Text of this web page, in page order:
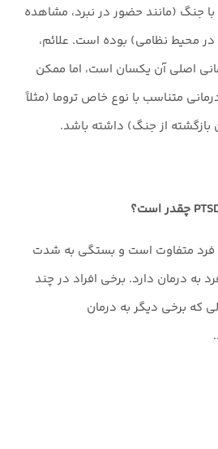
با جنگ (مانند حضور در نبرد، مشاهده
محیط نظامی) بوده است. علائم،
اصلی آن یکسان است، اما ممکن
متناسب با نوع خاص تروما (مثلاً
بازگشته از جنگ) داشته باشد.
فرد متفاوت است و بستگی به شدت
به درمان دارد. برخی افراد در چند
که برخی دیگر به درمان